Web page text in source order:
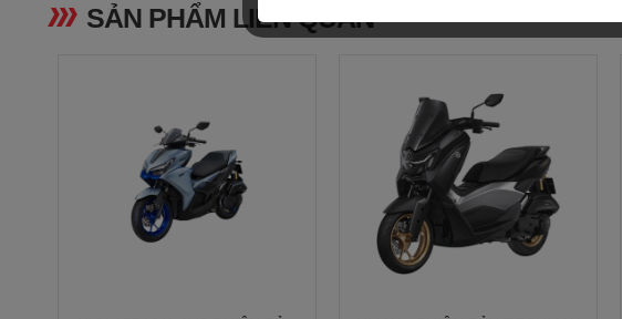
Hệ thống khởi động
Mức tiêu thụ nhiên liệu (l/100km)
Phương thức truyền động
Kiểu hệ thống truyền lực
SẢN PHẨM LIÊN QUAN